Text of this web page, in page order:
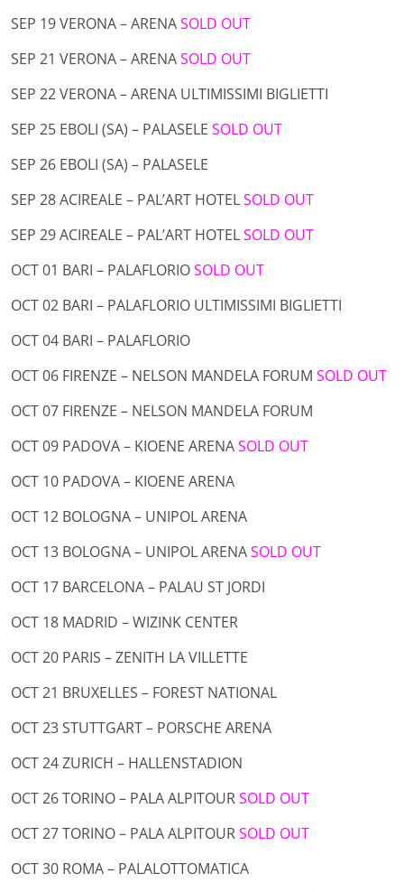
SEP 19 VERONA – ARENASOLD OUT
SEP 21 VERONA – ARENASOLD OUT
SEP 22 VERONA – ARENA ULTIMISSIMI BIGLIETTI
SEP 25 EBOLI (SA) – PALASELE SOLD OUT
SEP 26 EBOLI (SA) – PALASELE
SEP 28 ACIREALE – PAL’ART HOTELSOLD OUT
SEP 29 ACIREALE – PAL’ART HOTELSOLD OUT
OCT 01 BARI – PALAFLORIOSOLD OUT
OCT 02 BARI – PALAFLORIO ULTIMISSIMI BIGLIETTI
OCT 04 BARI – PALAFLORIO
OCT 06 FIRENZE – NELSON MANDELA FORUM SOLD OUT
OCT 07 FIRENZE – NELSON MANDELA FORUM
OCT 09 PADOVA – KIOENE ARENASOLD OUT
OCT 10 PADOVA – KIOENE ARENA
OCT 12 BOLOGNA – UNIPOL ARENA
OCT 13 BOLOGNA – UNIPOL ARENASOLD OUT
OCT 17 BARCELONA – PALAU ST JORDI
OCT 18 MADRID – WIZINK CENTER
OCT 20 PARIS – ZENITH LA VILLETTE
OCT 21 BRUXELLES – FOREST NATIONAL
OCT 23 STUTTGART – PORSCHE ARENA
OCT 24 ZURICH – HALLENSTADION
OCT 26 TORINO – PALA ALPITOURSOLD OUT
OCT 27 TORINO – PALA ALPITOURSOLD OUT
OCT 30 ROMA – PALALOTTOMATICA